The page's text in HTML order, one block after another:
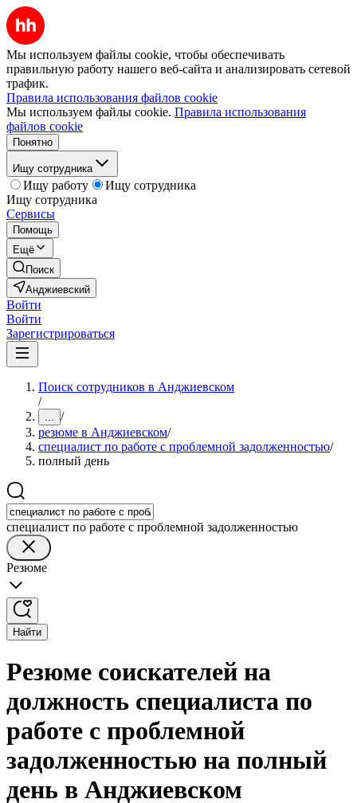
Мы используем файлы cookie, чтобы обеспечивать
правильную работу нашего веб-сайта и анализировать сетевой
трафик.
Правила использования файлов cookie
Мы используем файлы cookie. Правила использования
файлов cookie
Понятно
Ищу сотрудника
Ищу работу
Ищу сотрудника
Ищу сотрудника
Сервисы
Помощь
Ещё
Поиск
Анджиевский
Войти
Войти
Зарегистрироваться
Поиск сотрудников в Анджиевском
/
... /
резюме в Анджиевском/
специалист по работе с проблемной задолженностью/
полный день
специалист по работе с проблемной задолженностью
Резюме
Найти
Резюме соискателей на
должность специалиста по
работе с проблемной
задолженностью на полный
день в Анджиевском